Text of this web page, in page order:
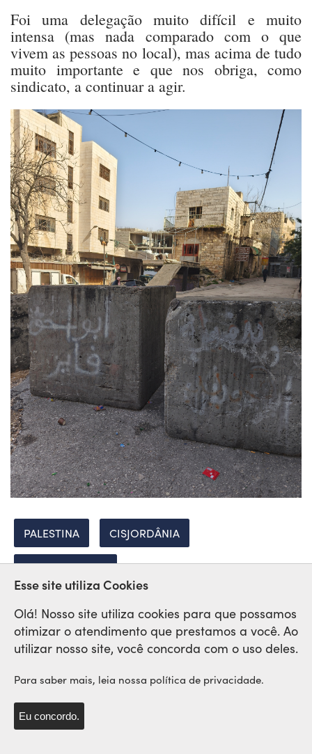
Foi uma delegação muito difícil e muito
intensa (mas nada comparado com o que
vivem as pessoas no local), mas acima de tudo
muito importante e que nos obriga, como
sindicato, a continuar a agir.
PALESTINA CISJORDÂNIA
COLONIALISMO
Rede Sindical Internacional
Esse site utiliza Cookies
Olá! Nosso site utiliza cookies para que possamos
otimizar o atendimento que prestamos a você. Ao
utilizar nosso site, você concorda com o uso deles.
Para saber mais, leia nossa política de privacidade.
Eu concordo.